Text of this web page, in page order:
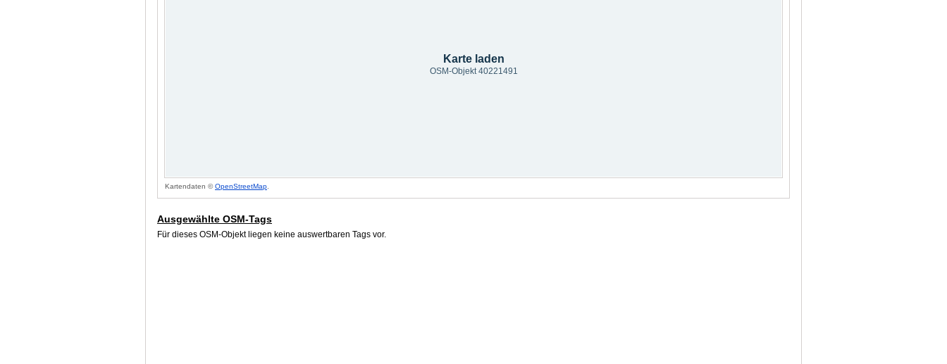
Karte laden
OSM-Objekt 40221491
Kartendaten ©OpenStreetMap
Ausgewählte OSM-Tags
Für dieses OSM-Objekt liegen keine auswertbaren Tags vor.